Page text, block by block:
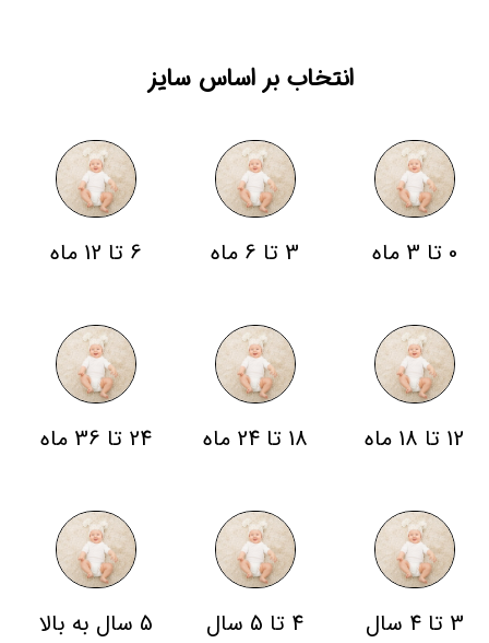
0 تا 3 ماه 3 تا 6 ماه 6 تا 12 ماه
12 تا 18 ماه 18 تا 24 ماه 24 تا 36 ماه
3 تا 4 سال 4 تا 5 سال 5 سال به بالا
انتخاب بر اساس سایز